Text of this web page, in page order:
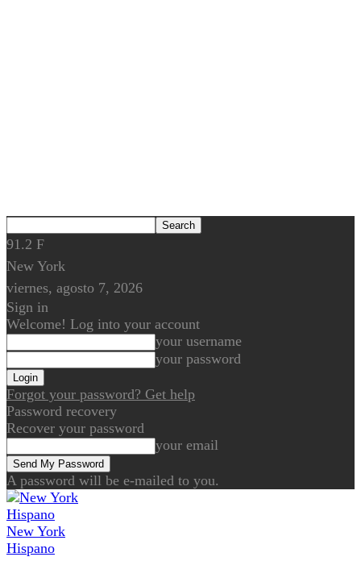
91.2 F
New York
viernes, agosto 7, 2026
Sign in
Welcome! Log into your account
your username
your password
Forgot your password? Get help
Password recovery
Recover your password
your email
A password will be e-mailed to you.
New York
Hispano